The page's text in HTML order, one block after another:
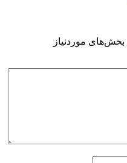
بخش‌های موردنیاز